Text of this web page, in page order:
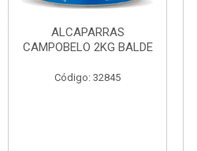
ALCAPARRAS
CAMPOBELO 2KG BALDE
Código: 32845